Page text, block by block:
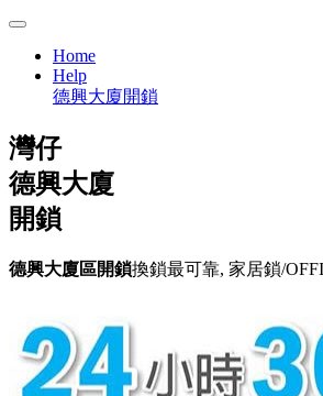
Home
Help
德興大廈開鎖
灣仔
德興大廈
開鎖
德興大廈區開鎖換鎖最可靠, 家居鎖/